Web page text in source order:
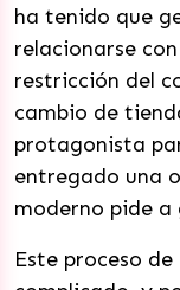
ha tenido que
relacionarse
restricción del
cambio de
protagonista
entregado una
moderno pide a
Este proceso